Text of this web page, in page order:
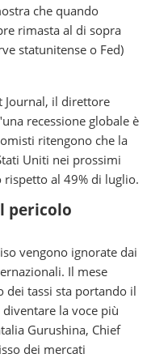
che quando
rimasta al di sopra
statunitense o Fed)
Journal, il direttore
recessione globale è
ritengono che la
Uniti nei prossimi
al 49% di luglio.
pericolo
vengono ignorate dai
Il mese
dei tassi sta portando il
la voce più
Gurushina, Chief
dei mercati